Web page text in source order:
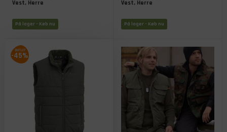
Vest, Herre
På lager - Køb nu
Vest, Herre
På lager - Køb nu
-45%